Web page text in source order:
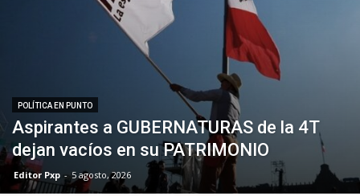
POLÍTICA EN PUNTO
Aspirantes a GUBERNATURAS de la 4T
dejan vacíos en su PATRIMONIO
Editor Pxp - 5 agosto, 2026